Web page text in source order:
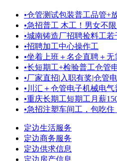
•仓管测试包装普工品管+
•急招普工 木工！男女不
•城南铸造厂招聘捡料工若
•招聘加工中心操作工
•坐着上班＋名企直聘＋
•长短期工+检验普工仓管
•厂家直招|入职有奖|仓管
• 川汇＋仓管电子机械电气
•重庆长期工短期工月薪
•急招注塑车间工，包吃住
定边生活服务
定边商务服务
定边供求信息
定边房产信息